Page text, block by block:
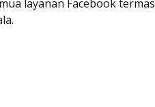
layanan Facebook